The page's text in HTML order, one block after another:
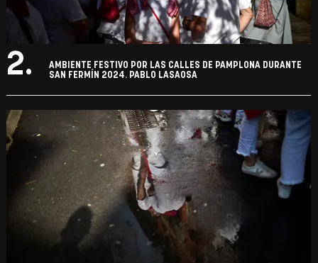
2.
AMBIENTE FESTIVO POR LAS CALLES DE PAMPLONA DURANTE
SAN FERMÍN 2024. PABLO LASAOSA